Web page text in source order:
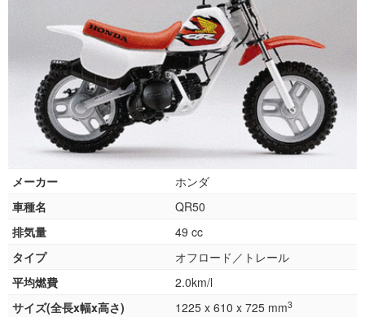
メーカー
ホンダ
車種名
QR50
排気量
49 cc
タイプ
オフロード／トレール
平均燃費
2.0km/l
サイズ(全長x幅x高さ)
1225 x 610 x 725 mm3